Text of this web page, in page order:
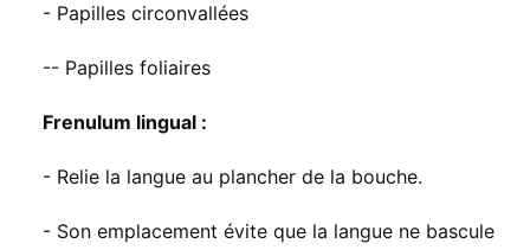
- Papilles circonvallées
-- Papilles foliaires
Frenulum lingual :
- Relie la langue au plancher de la bouche.
- Son emplacement évite que la langue ne bascule